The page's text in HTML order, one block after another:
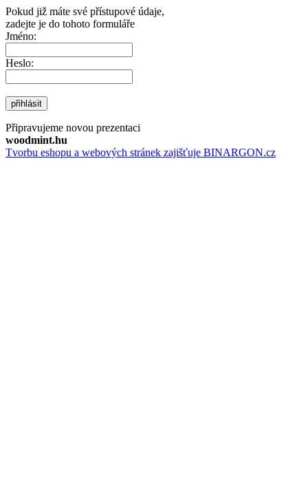
Pokud již máte své přístupové údaje,
zadejte je do tohoto formuláře
Jméno:
Heslo:
přihlásit
Připravujeme novou prezentaci
woodmint.hu
Tvorbu eshopu a webových stránek zajišťuje BINARGON.cz